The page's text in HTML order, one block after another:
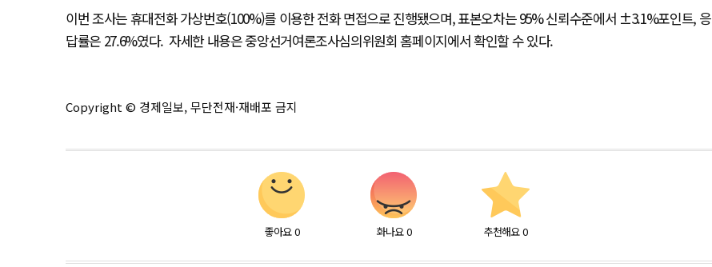
이번 조사는 휴대전화 가상번호(100%)를 이용한 전화 면접으로 진행됐으며, 표본오차는 95% 신뢰수준에서 ±3.1%포인트, 응
답률은 27.6%였다. 자세한 내용은 중앙선거여론조사심의위원회 홈페이지에서 확인할 수 있다.
Copyright © 경제일보, 무단전재·재배포 금지
좋아요 0 화나요 0 추천해요 0